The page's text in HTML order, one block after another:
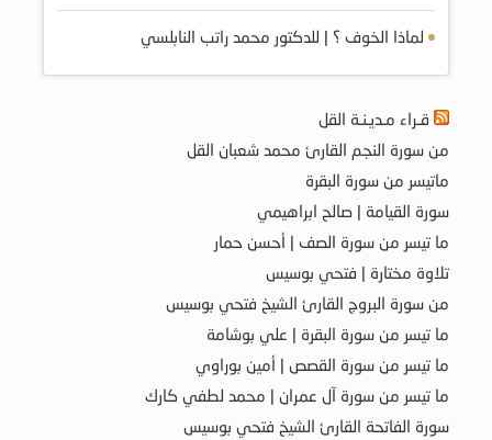
لماذا الخوف ؟ | للدكتور محمد راتب النابلسي
قـراء مـديـنـة القل
من سورة النجم القارئ محمد شعبان القل
ماتيسر من سورة البقرة
سورة القيامة | صالح ابراهيمي
ما تيسر من سورة الصف | أحسن حمار
تلاوة مختارة | فتحي بوسيس
من سورة البروج القارئ الشيخ فتحي بوسيس
ما تيسر من سورة البقرة | علي بوشامة
ما تيسر من سورة القصص | أمين بوراوي
ما تيسر من سورة آل عمران | محمد لطفي كارك
سورة الفاتحة القارئ الشيخ فتحي بوسيس